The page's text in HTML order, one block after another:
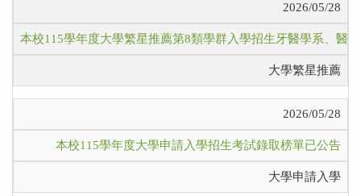
2026/05/28
本校115學年度大學繁星推薦第8類學群入學招生牙醫學系、醫
大學繁星推薦
2026/05/28
本校115學年度大學申請入學招生考試錄取榜單已公告
大學申請入學